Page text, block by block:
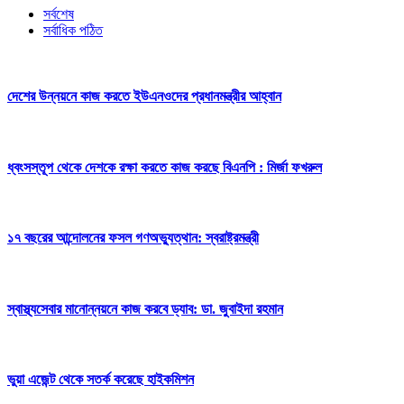
সর্বশেষ
সর্বাধিক পঠিত
দেশের উন্নয়নে কাজ করতে ইউএনওদের প্রধানমন্ত্রীর আহ্বান
ধ্বংসস্তূপ থেকে দেশকে রক্ষা করতে কাজ করছে বিএনপি : মির্জা ফখরুল
১৭ বছরের আন্দোলনের ফসল গণঅভ্যুত্থান: স্বরাষ্ট্রমন্ত্রী
স্বাস্থ্যসেবার মানোন্নয়নে কাজ করবে ড্যাব: ডা. জুবাইদা রহমান
ভুয়া এজেন্ট থেকে সতর্ক করেছে হাইকমিশন